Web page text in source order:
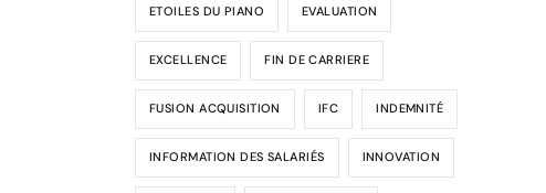
ETOILES DU PIANO EVALUATION
EXCELLENCE FIN DE CARRIERE
FUSION ACQUISITION IFC INDEMNITÉ
INFORMATION DES SALARIÉS INNOVATION